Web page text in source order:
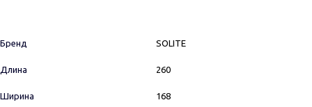
Бренд SOLITE
Длина 260
Ширина 168